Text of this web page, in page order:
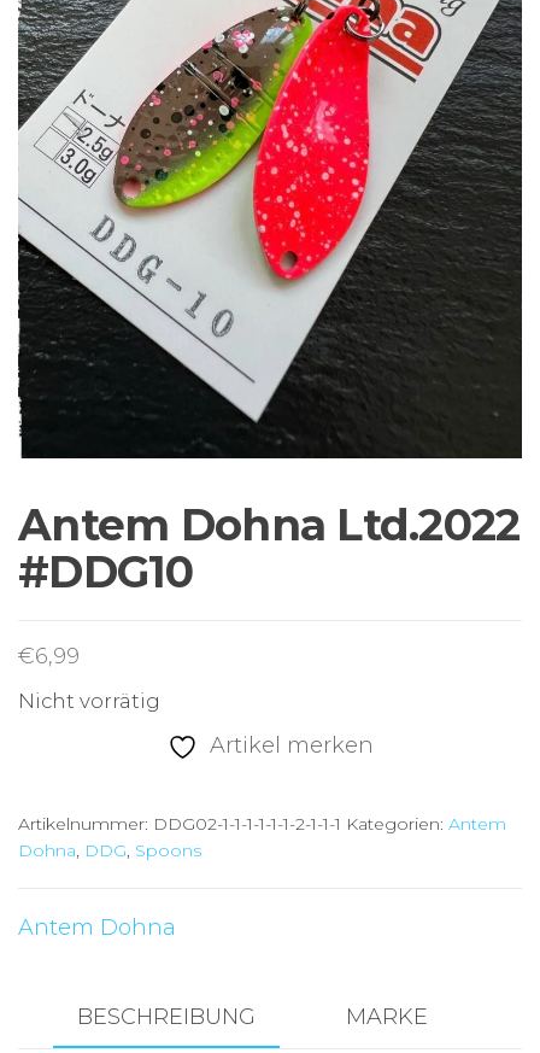
Sortiment Ruten,
Rollen und
Schnüre sowie
Zubehör für das
Brandungsangeln.
Antem Dohna Ltd.2022
#DDG10
€6,99
Nicht vorrätig
Artikel merken
Artikelnummer: DDG02-1-1-1-1-1-1-2-1-1-1 Kategorien: Antem
Dohna, DDG, Spoons
Antem Dohna
BESCHREIBUNG MARKE